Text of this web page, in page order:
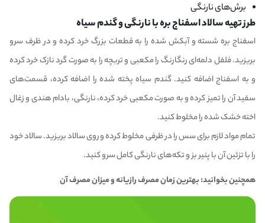
برش‌های نارنگی
طرز تهیه سالاد اسفناج بره با نارنگی و گندم سیاه
اسفناج بره شسته و آبکش شده را به قطعات بزرگ خرد کرده و در ظرف سرو
بریزید. فلفل دلمه‌ای رنگارنگ را مکعبی و تربچه را به صورت گرد نازک خرد کرده
و به اسفناج اضافه کنید. گندم سیاه پخته شده را اضافه کرده، قسمت‌های
سفید آن را تمیز کرده و به صورت مکعبی خرد کرده، نارنگی، بادام هندی و زغال
اخته خشک شده را مخلوط کنید.
تمام مواد لازم برای سس را در ظرفی مخلوط کرده و روی سالاد بریزید. سالاد خود
را با تزئین آن با پنیر بز و تکه‌های نارنگی کامل سرو کنید.
همچنین بخوانید:بهترین زمان مصرف رازیانه و میزان مصرف آن